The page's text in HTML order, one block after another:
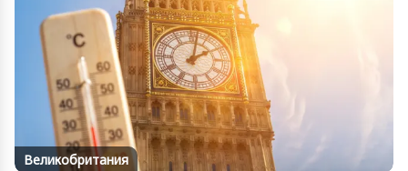
Великобритания